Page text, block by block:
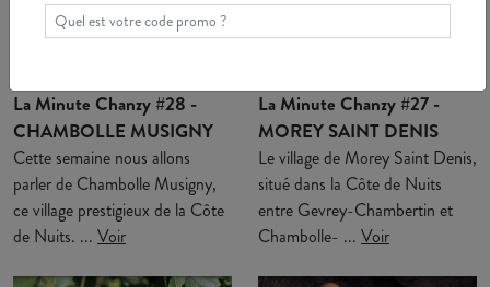
La Minute Chanzy #28 -
CHAMBOLLE MUSIGNY
Cette semaine nous allons
parler de Chambolle Musigny,
ce village prestigieux de la Côte
de Nuits. ... Voir
La Minute Chanzy #27 -
MOREY SAINT DENIS
Le village de Morey Saint Denis,
situé dans la Côte de Nuits
entre Gevrey-Chambertin et
Chambolle- ... Voir